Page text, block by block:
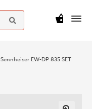
kr0
Sennheiser EW-DP 835 SET